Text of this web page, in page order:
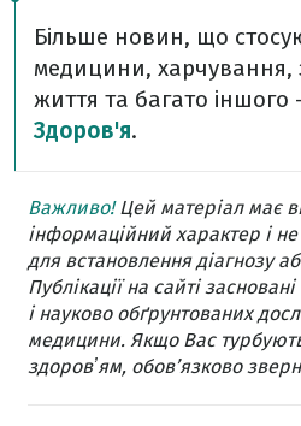
Більше новин, що
медицини, харчування,
життя та багато іншого
Здоров'я.
Важливо!Цей матеріал має
інформаційний характер і
для встановлення діагнозу
Публікації на сайті
і науково обґрунтованих
медицини. Якщо Вас
здоровʼям, обов’язково